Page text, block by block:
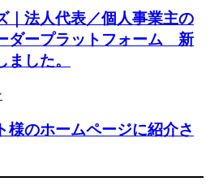
｜法人代表／個人事業主の
ダープラットフォーム 新
した。
様のホームページに紹介さ